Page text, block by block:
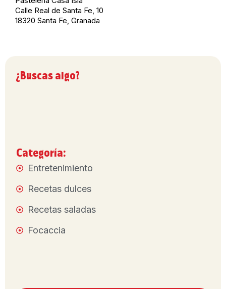
Calle Real de Santa Fe, 10
18320 Santa Fe, Granada
¿Buscas algo?
Categoría:
Entretenimiento
Recetas dulces
Recetas saladas
Focaccia